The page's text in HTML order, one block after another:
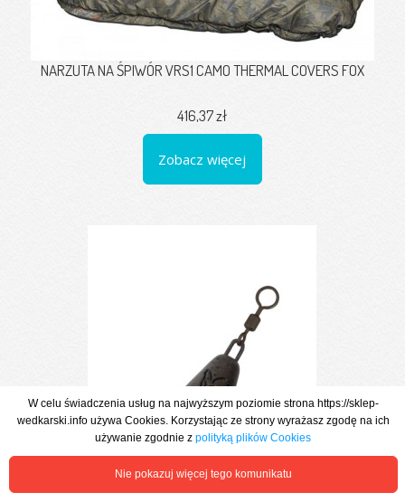
NARZUTA NA ŚPIWÓR VRS1 CAMO THERMAL COVERS FOX
416,37 zł
Zobacz więcej
W celu świadczenia usług na najwyższym poziomie strona https://sklep-
wedkarski.info używa Cookies. Korzystając ze strony wyrażasz zgodę na ich
używanie zgodnie zpolityką plików Cookies
Nie pokazuj więcej tego komunikatu